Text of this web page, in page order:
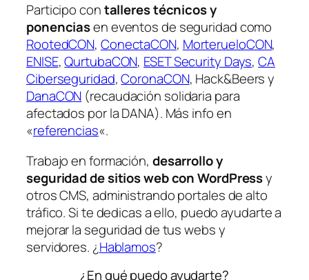
Participo contalleres técnicos y
ponenciasen eventos de seguridad como
RootedCON, ConectaCON, MorterueloCON,
ENISE,QurtubaCON, ESET Security Days,CA
Ciberseguridad,CoronaCON, Hack&Beers y
DanaCON (recaudación solidaria para
afectados por la DANA). Más info en
«referencias«.
Trabajo en formación, desarrollo y
seguridad de sitios web con WordPressy
otros CMS, administrando portales de alto
tráfico. Si te dedicas a ello, puedo ayudarte a
mejorar la seguridad de tus webs y
servidores. ¿Hablamos?
¿En qué puedo ayudarte?